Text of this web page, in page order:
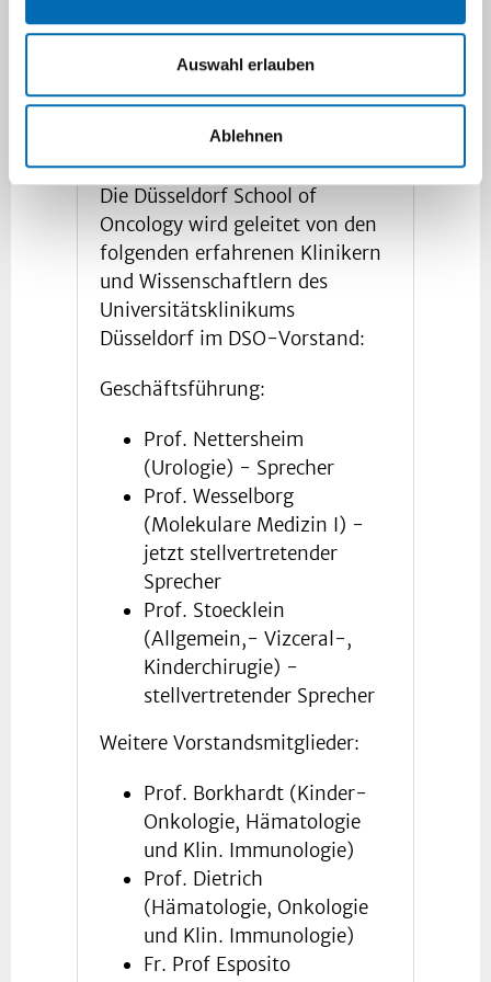
Auswahl erlauben
Ablehnen
SeminaresowieStipendienprogrammezur
zu können, melden Sie sich über
diesesFormular an.
Die Düsseldorf School of
Oncology wird geleitet von den
folgenden erfahrenen Klinikern
und Wissenschaftlern des
Universitätsklinikums
Düsseldorf im DSO-Vorstand:
Geschäftsführung:
Prof. Nettersheim
(Urologie) - Sprecher
Prof. Wesselborg
(Molekulare Medizin I) -
jetzt stellvertretender
Sprecher
Prof. Stoecklein
(Allgemein,- Vizceral-,
Kinderchirugie) -
stellvertretender Sprecher
Weitere Vorstandsmitglieder:
Prof. Borkhardt (Kinder-
Onkologie, Hämatologie
und Klin. Immunologie)
Prof. Dietrich
(Hämatologie, Onkologie
und Klin. Immunologie)
Fr. Prof Esposito